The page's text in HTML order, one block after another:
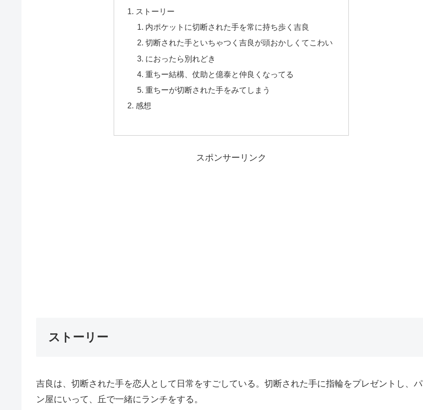
ストーリー
内ポケットに切断された手を常に持ち歩く吉良
切断された手といちゃつく吉良が頭おかしくてこわい
におったら別れどき
重ちー結構、仗助と億泰と仲良くなってる
重ちーが切断された手をみてしまう
感想
スポンサーリンク
ストーリー
吉良は、切断された手を恋人として日常をすごしている。切断された手に指輪をプレゼントし、パ
ン屋にいって、丘で一緒にランチをする。